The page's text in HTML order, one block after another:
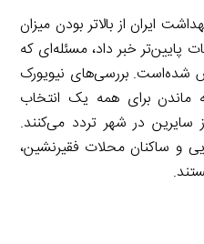
بهداشت ایران از بالاتر بودن میزان
کووید-۱۹ در طبقات پایین‌تر خبر داد، مسئله‌ای که
شده‌است. بررسی‌های نیویورک
ماندن برای همه یک انتخاب
در شهر تردد می‌کنند.
و ساکنان محلات فقیرنشین،